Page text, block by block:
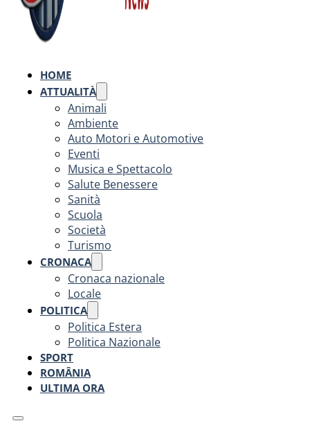
HOME
ATTUALITÀ
Animali
Ambiente
Auto Motori e Automotive
Eventi
Musica e Spettacolo
Salute Benessere
Sanità
Scuola
Società
Turismo
CRONACA
Cronaca nazionale
Locale
POLITICA
Politica Estera
Politica Nazionale
SPORT
ROMÂNIA
ULTIMA ORA